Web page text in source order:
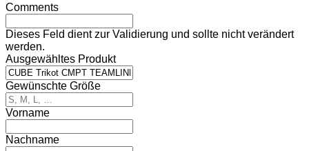
Comments
Dieses Feld dient zur Validierung und sollte nicht verändert
werden.
Ausgewähltes Produkt
Gewünschte Größe
Vorname
Nachname